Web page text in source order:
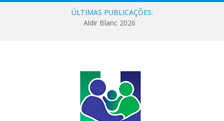
ÚLTIMAS PUBLICAÇÕES:
Aldir Blanc 2026